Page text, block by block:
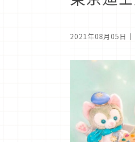
2021年08月05日